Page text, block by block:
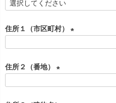
)(
須
住所１（市区町村）
住所２（番地）